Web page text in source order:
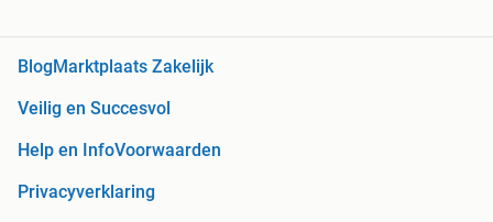
Blog Marktplaats Zakelijk
Veilig en Succesvol
Help en InfoVoorwaarden
Privacyverklaring